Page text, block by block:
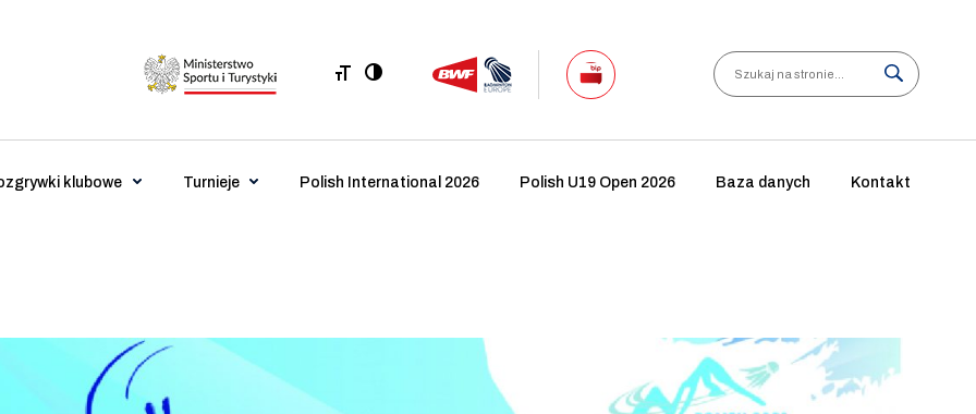
Search
klubowe Turnieje Polish International 2026 Polish U19 Open 2026 Baza danych Kontakt